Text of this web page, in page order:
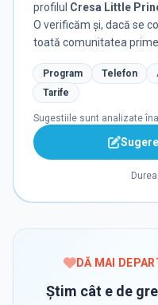
profilul Cresa Little
O verificăm și, dacă se
toată comunitatea
Program Telefon
Tarife
Sugestiile sunt analizate
DĂ MAI
Știm cât e de